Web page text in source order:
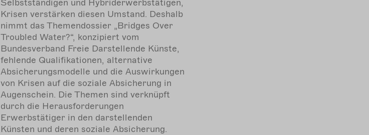
Selbstständigen und Hybriderwerbstätigen,
Krisen verstärken diesen Umstand. Deshalb
nimmt das Themendossier „Bridges Over
Troubled Water?“, konzipiert vom
Bundesverband Freie Darstellende Künste,
fehlende Qualifikationen, alternative
Absicherungsmodelle und die Auswirkungen
von Krisen auf die soziale Absicherung in
Augenschein. Die Themen sind verknüpft
durch die Herausforderungen
Erwerbstätiger in den darstellenden
Künsten und deren soziale Absicherung.